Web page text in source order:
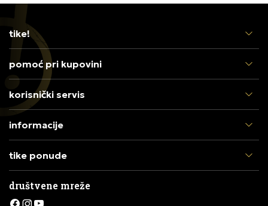
tike!
pomoć pri kupovini
korisnički servis
informacije
tike ponude
društvene mreže